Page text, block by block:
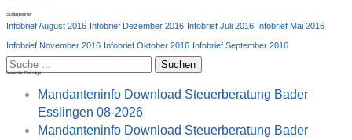
Schlagwörter
Infobrief August 2016 Infobrief Dezember 2016 Infobrief Juli 2016 Infobrief Mai 2016
Infobrief November 2016 Infobrief Oktober 2016 Infobrief September 2016
Suchen
Neueste Beiträge
Mandanteninfo Download Steuerberatung Bader
Esslingen 08-2026
Mandanteninfo Download Steuerberatung Bader